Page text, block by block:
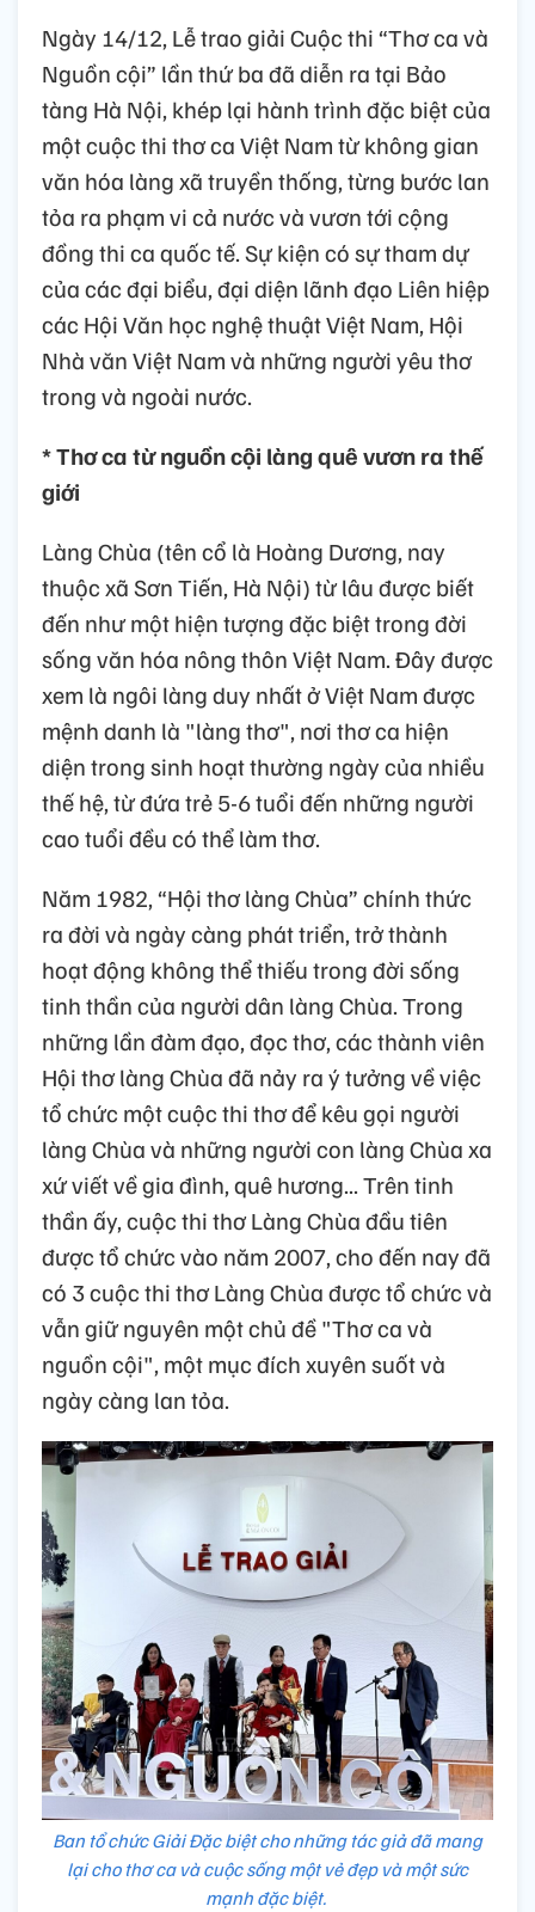
Ngày 14/12, Lễ trao giải Cuộc thi “Thơ ca và
Nguồn cội” lần thứ ba đã diễn ra tại Bảo
tàng Hà Nội, khép lại hành trình đặc biệt của
một cuộc thi thơ ca Việt Nam từ không gian
văn hóa làng xã truyền thống, từng bước lan
tỏa ra phạm vi cả nước và vươn tới cộng
đồng thi ca quốc tế. Sự kiện có sự tham dự
của các đại biểu, đại diện lãnh đạo Liên hiệp
các Hội Văn học nghệ thuật Việt Nam, Hội
Nhà văn Việt Nam và những người yêu thơ
trong và ngoài nước.
* Thơ ca từ nguồn cội làng quê vươn ra thế
giới
Làng Chùa (tên cổ là Hoàng Dương, nay
thuộc xã Sơn Tiến, Hà Nội) từ lâu được biết
đến như một hiện tượng đặc biệt trong đời
sống văn hóa nông thôn Việt Nam. Đây được
xem là ngôi làng duy nhất ở Việt Nam được
mệnh danh là "làng thơ", nơi thơ ca hiện
diện trong sinh hoạt thường ngày của nhiều
thế hệ, từ đứa trẻ 5-6 tuổi đến những người
cao tuổi đều có thể làm thơ.
Năm 1982, “Hội thơ làng Chùa” chính thức
ra đời và ngày càng phát triển, trở thành
hoạt động không thể thiếu trong đời sống
tinh thần của người dân làng Chùa. Trong
những lần đàm đạo, đọc thơ, các thành viên
Hội thơ làng Chùa đã nảy ra ý tưởng về việc
tổ chức một cuộc thi thơ để kêu gọi người
làng Chùa và những người con làng Chùa xa
xứ viết về gia đình, quê hương... Trên tinh
thần ấy, cuộc thi thơ Làng Chùa đầu tiên
được tổ chức vào năm 2007, cho đến nay đã
có 3 cuộc thi thơ Làng Chùa được tổ chức và
vẫn giữ nguyên một chủ đề "Thơ ca và
nguồn cội", một mục đích xuyên suốt và
ngày càng lan tỏa.
Ban tổ chức Giải Đặc biệt cho những tác giả đã mang
lại cho thơ ca và cuộc sống một vẻ đẹp và một sức
mạnh đặc biệt.